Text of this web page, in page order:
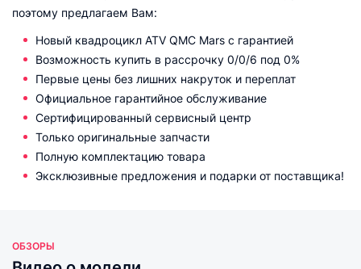
поэтому предлагаем Вам:
Новый квадроцикл ATV QMC Mars с гарантией
Возможность купить в рассрочку 0/0/6 под 0%
Первые цены без лишних накруток и переплат
Официальное гарантийное обслуживание
Сертифицированный сервисный центр
Только оригинальные запчасти
Полную комплектацию товара
Эксклюзивные предложения и подарки от поставщика!
ОБЗОРЫ